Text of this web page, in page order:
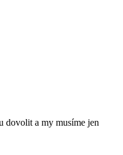
dovolit a my musíme jen